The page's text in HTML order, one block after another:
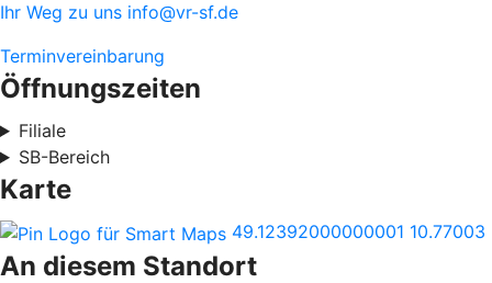
Ihr Weg zu uns info@vr-sf.de
Terminvereinbarung
Öffnungszeiten
Filiale
SB-Bereich
Karte
49.12392000000001 10.77003
An diesem Standort